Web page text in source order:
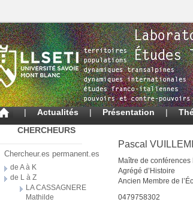
| Actualités | Présentation |
CHERCHEURS
Chercheur.es permanent.es
de A à K
de L à Z
LA CASSAGNERE
Mathilde
Pascal
Maître de
Agrégé d’Histoire
Ancien Membre de
0479758302